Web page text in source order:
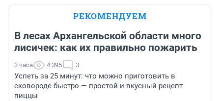
РЕКОМЕНДУЕМ
В лесах Архангельской области много
лисичек: как их правильно пожарить
3 часа 4 395 3
Успеть за 25 минут: что можно приготовить в
сковороде быстро — простой и вкусный рецепт
пиццы